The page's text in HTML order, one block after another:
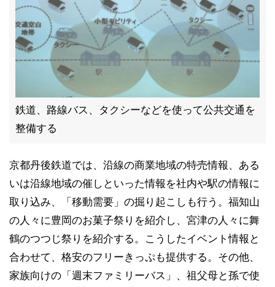
鉄道、路線バス、タクシーなどを使って公共交通を
整備する
京都丹後鉄道では、沿線の商業地域の特売情報、ある
いは沿線地域の催しといった情報を社内や駅の情報に
取り込み、「移動需要」の掘り起こしも行う。福知山
の人々に豊岡のお菓子祭りを紹介し、宮津の人々に舞
鶴のつつじ祭りを紹介する。こうしたイベント情報と
合わせて、格安のフリーきっぷも提供する。その他、
家族向けの「週末ファミリーバス」、祖父母と孫で使